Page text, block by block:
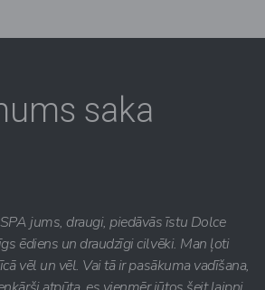
saka
jums, draugi, piedāvās īstu Dolce
ēdiens un draudzīgi cilvēki. Man ļoti
vēl un vēl. Vai tā ir pasākuma vadīšana,